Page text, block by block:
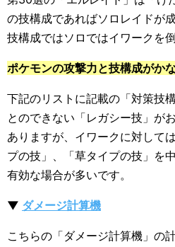
の技構成であればソロレイドが
技構成ではソロではイワークを倒
ポケモンの攻撃力と技構成がか
下記のリストに記載の「対策技
とのできない「レガシー技」が
ありますが、イワークに対して
プの技」、「草タイプの技」を
有効な場合が多いです。
▼ ダメージ計算機
こちらの「ダメージ計算機」の